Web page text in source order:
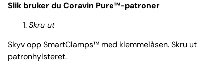
Slik bruker du Coravin Pure™-patroner
Skru ut
Skyv opp SmartClamps™ med klemmelåsen. Skru ut
patronhylsteret.